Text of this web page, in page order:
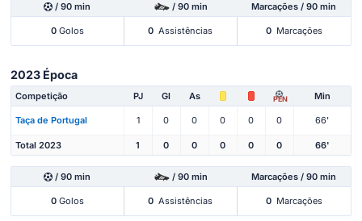
/ 90 min / 90 min Marcações / 90 min
0Golos 0 Assistências 0 Marcações
2023 Época
Competição PJ Gl As PEN Min
Taça de Portugal 1 0 0 0 0 0 66'
Total 2023 1 0 0 0 0 0 66'
/ 90 min / 90 min Marcações / 90 min
0Golos 0 Assistências 0 Marcações